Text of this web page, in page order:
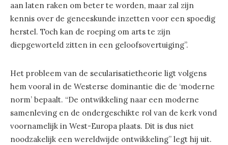
aan laten raken om beter te worden, maar zal zijn
kennis over de geneeskunde inzetten voor een spoedig
herstel. Toch kan de roeping om arts te zijn
diepgeworteld zitten in een geloofsovertuiging”.
Het probleem van de secularisatietheorie ligt volgens
hem vooral in de Westerse dominantie die de ‘moderne
norm’ bepaalt. “De ontwikkeling naar een moderne
samenleving en de ondergeschikte rol van de kerk vond
voornamelijk in West-Europa plaats. Dit is dus niet
noodzakelijk een wereldwijde ontwikkeling” legt hij uit.